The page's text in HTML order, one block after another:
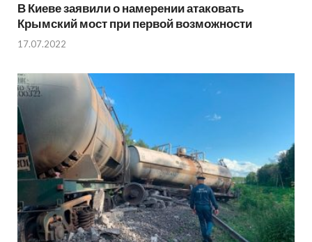
В Киеве заявили о намерении атаковать
Крымский мост при первой возможности
17.07.2022